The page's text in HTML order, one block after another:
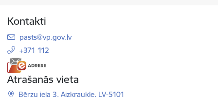
Kontakti
E-pasts:
pasts@vp.gov.lv
+371 112
Atrašanās vieta
Bērzu iela 3, Aizkraukle, LV-5101